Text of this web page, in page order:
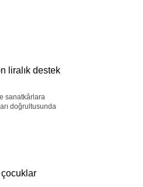
liralık destek
sanatkârlara
doğrultusunda
çocuklar